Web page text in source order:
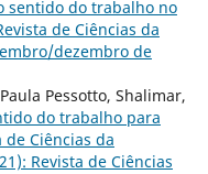
sentido do trabalho no
de Ciências da
dezembro de
Pessotto, Shalimar,
do trabalho para
de Ciências da
Revista de Ciências